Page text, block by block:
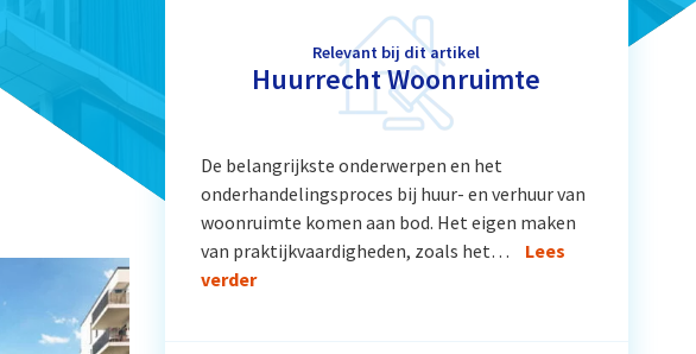
Relevant bij dit artikel
Huurrecht Woonruimte
De belangrijkste onderwerpen en het
onderhandelingsproces bij huur- en verhuur van
woonruimte komen aan bod. Het eigen maken
van praktijkvaardigheden, zoals het…
Lees
verder